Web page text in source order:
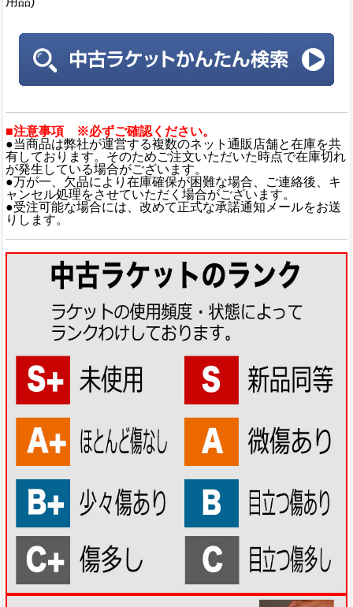
■注意事項 ※必ずご確認ください。
●当商品は弊社が運営する複数のネット通販店舗と在庫を共
有しております。そのためご注文いただいた時点で在庫切れ
が発生している場合がございます。
●万が一、欠品により在庫確保が困難な場合、ご連絡後、キ
ャンセル処理をさせていただく場合がございます。
●受注可能な場合には、改めて正式な承諾通知メールをお送
りします。